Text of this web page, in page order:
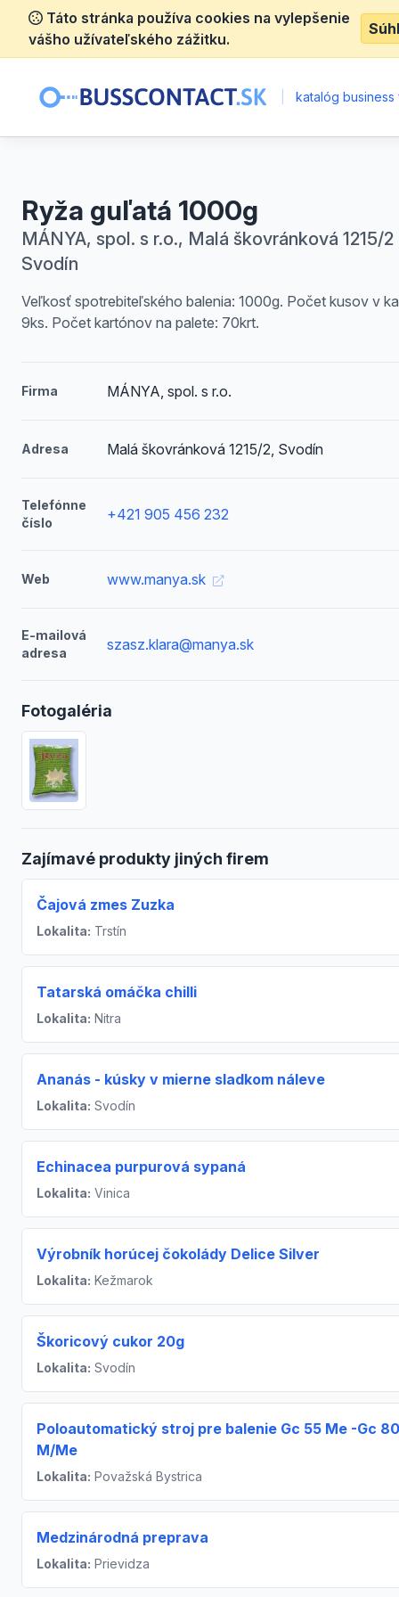
Táto stránka používa cookies na vylepšenie
vášho užívateľského zážitku.
katalóg business
Ryža guľatá 1000g
MÁNYA, spol. s r.o., Malá škovránková 1215/2
Svodín
Veľkosť spotrebiteľského balenia: 1000g. Počet kusov v
9ks. Počet kartónov na palete: 70krt.
Firma MÁNYA, spol. s r.o.
Adresa Malá škovránková 1215/2, Svodín
Telefónne
číslo
+421 905 456 232
Web www.manya.sk
E-mailová
adresa
szasz.klara@manya.sk
Fotogaléria
Zajímavé produkty jiných firem
Čajová zmes Zuzka
Lokalita: Trstín
Tatarská omáčka chilli
Lokalita: Nitra
Ananás - kúsky v mierne sladkom náleve
Lokalita: Svodín
Echinacea purpurová sypaná
Lokalita: Vinica
Výrobník horúcej čokolády Delice Silver
Lokalita: Kežmarok
Škoricový cukor 20g
Lokalita: Svodín
Poloautomatický stroj pre balenie Gc 55 Me -Gc 80
M/Me
Lokalita: Považská Bystrica
Medzinárodná preprava
Lokalita: Prievidza